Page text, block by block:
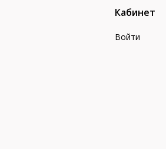
Кабинет
Войти